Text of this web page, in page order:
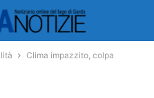
Clima impazzito, colpa